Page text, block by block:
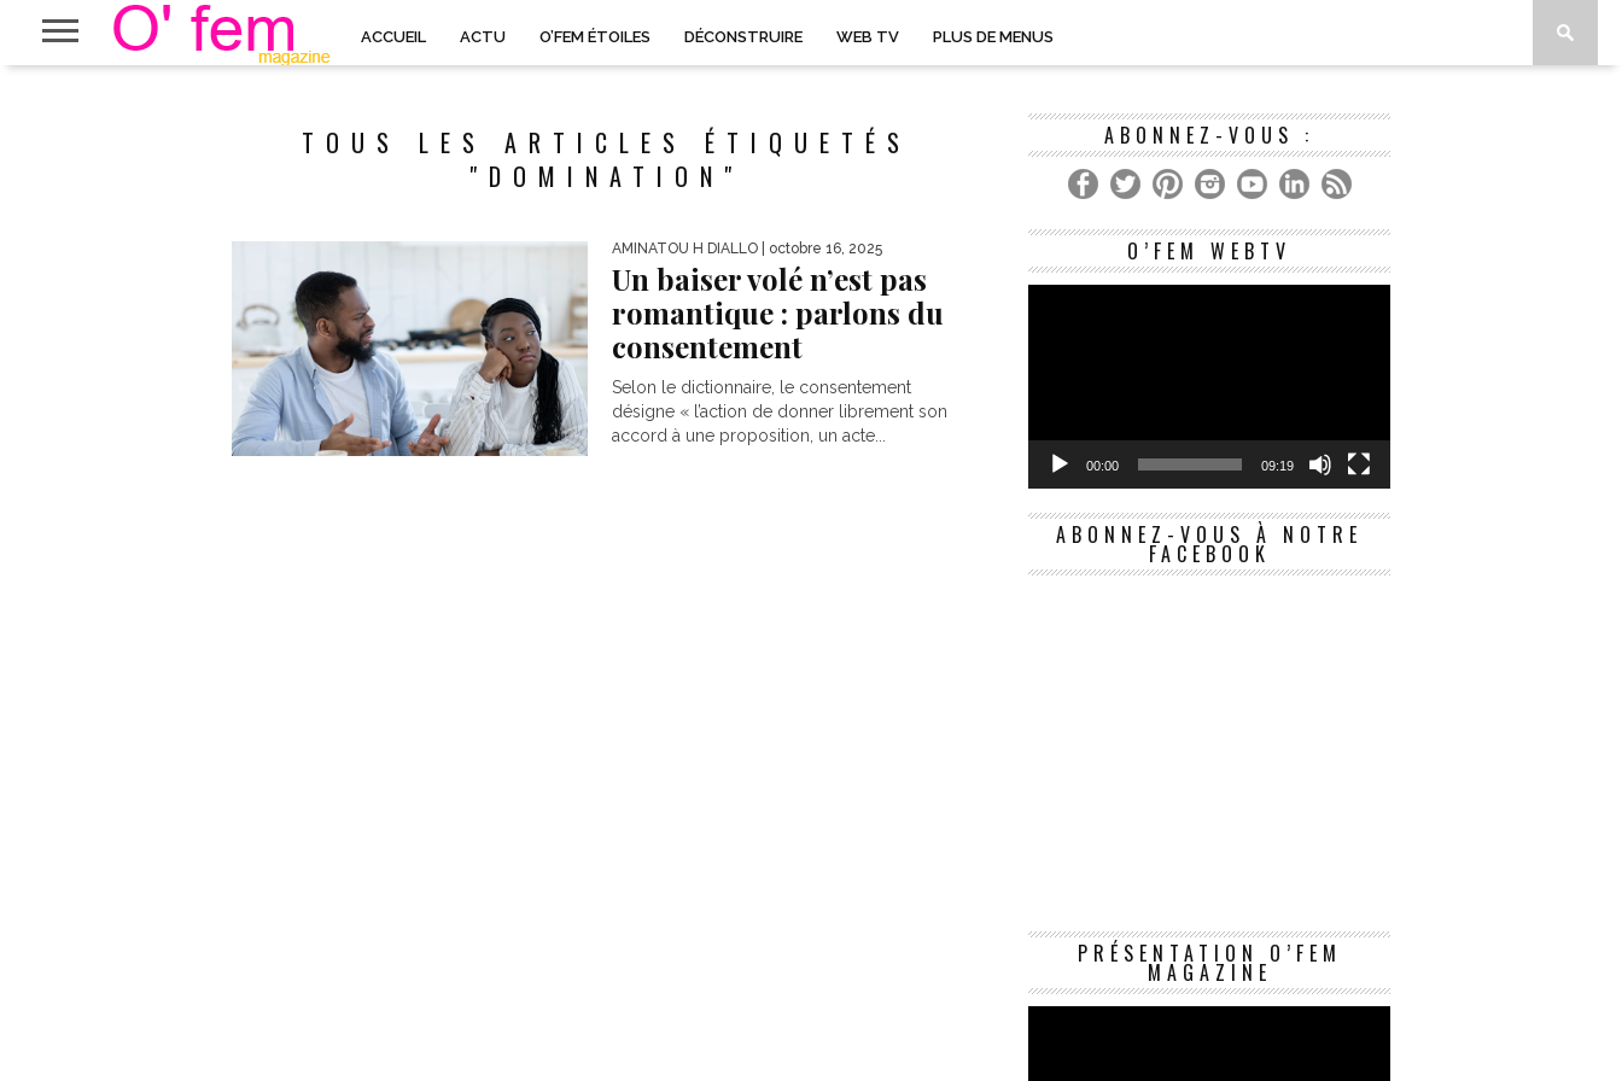
ACCUEIL ACTU O’FEM ÉTOILES DÉCONSTRUIRE WEB TV PLUS DE MENUS
TOUS LES ARTICLES ÉTIQUETÉS
"DOMINATION"
AMINATOU H DIALLO | octobre 16, 2025
Un baiser volé n’est pas
romantique : parlons du
consentement
Selon le dictionnaire, le consentement
désigne « l’action de donner librement son
accord à une proposition, un acte...
ABONNEZ-VOUS :
O’FEM WEBTV
Lecteur
00:00 09:19
ABONNEZ-VOUS À NOTRE
FACEBOOK
PRÉSENTATION O’FEM
MAGAZINE
Lecteur